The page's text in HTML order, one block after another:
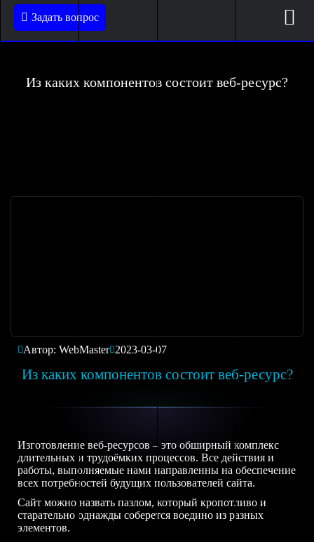
Задать вопрос
Из каких компонентов состоит веб-ресурс?
Автор: WebMaster 2023-03-07
Из каких компонентов состоит веб-ресурс?
Изготовление веб-ресурсов – это обширный комплекс
длительных и трудоёмких процессов. Все действия и
работы, выполняемые нами направленны на обеспечение
всех потребностей будущих пользователей сайта.
Сайт можно назвать пазлом, который кропотливо и
старательно однажды соберется воедино из разных
элементов.